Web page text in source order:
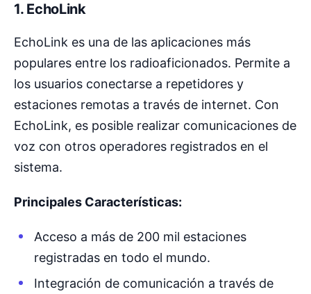
1. EchoLink
EchoLink es una de las aplicaciones más
populares entre los radioaficionados. Permite a
los usuarios conectarse a repetidores y
estaciones remotas a través de internet. Con
EchoLink, es posible realizar comunicaciones de
voz con otros operadores registrados en el
sistema.
Principales Características:
Acceso a más de 200 mil estaciones
registradas en todo el mundo.
Integración de comunicación a través de